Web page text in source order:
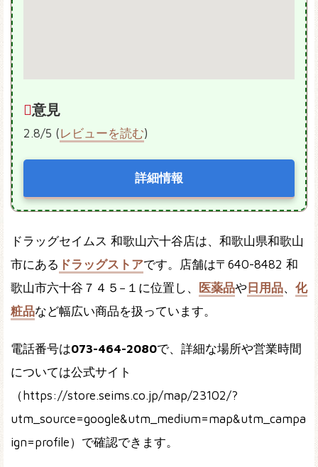
意見
2.8/5 (レビューを読む)
詳細情報
ドラッグセイムス 和歌山六十谷店は、和歌山県和歌山
市にある ドラッグストアです。店舗は〒640-8482 和
歌山市六十谷７４５−１に位置し、
医薬品や 日用品、 化
粧品など幅広い商品を扱っています。
電話番号は073-464-2080で、詳細な場所や営業時間
については公式サイト
（https://store.seims.co.jp/map/23102/?
utm_source=google&utm_medium=map&utm_campa
ign=profile）で確認できます。